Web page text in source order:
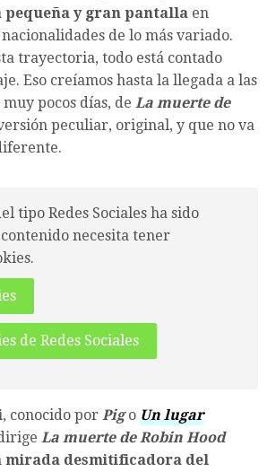
pequeña y gran pantalla en
de lo más variado.
trayectoria, todo está contado
Eso creíamos hasta la llegada a las
pocos días, de La muerte de
peculiar, original, y que no va
tipo Redes Sociales ha sido
necesita tener
de Redes Sociales
, conocido por Pigo Un lugar
La muerte de Robin Hood
mirada desmitificadora del